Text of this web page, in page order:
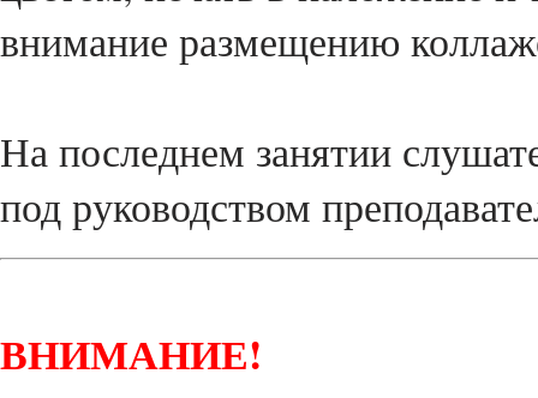
внимание размещению
На последнем занятии
под руководством
ВНИМАНИЕ!